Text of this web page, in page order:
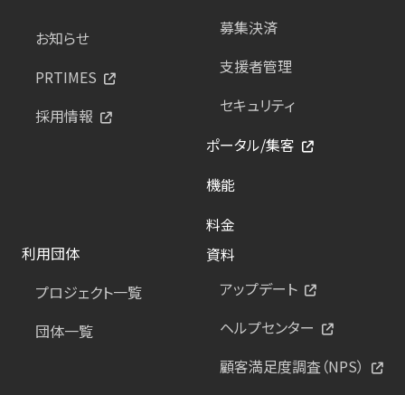
お知らせ
PRTIMES
採用情報
募集決済
支援者管理
セキュリティ
ポータル/集客
機能
料金
利用団体
プロジェクト一覧
団体一覧
資料
アップデート
ヘルプセンター
顧客満足度調査（NPS）